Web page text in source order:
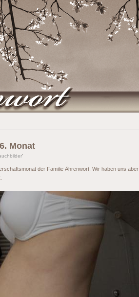
Monat
'
der Familie Ährenwort. Wir haben uns aber